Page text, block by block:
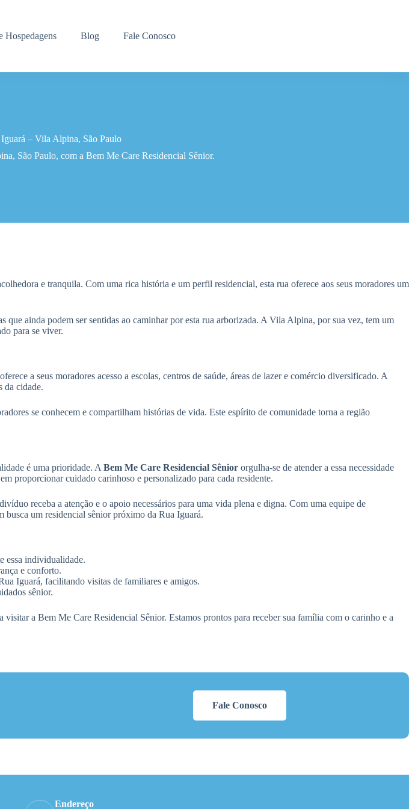
Hospedagens Blog Fale Conosco
– Vila Alpina, São Paulo
São Paulo, com a Bem Me Care Residencial Sênior.
e tranquila. Com uma rica história e um perfil residencial, esta rua oferece aos seus moradores um
ainda podem ser sentidas ao caminhar por esta rua arborizada. A Vila Alpina, por sua vez, tem um
para se viver.
a seus moradores acesso a escolas, centros de saúde, áreas de lazer e comércio diversificado. A
da cidade.
se conhecem e compartilham histórias de vida. Este espírito de comunidade torna a região
é uma prioridade. A Bem Me Care Residencial Sênior orgulha-se de atender a essa necessidade
proporcionar cuidado carinhoso e personalizado para cada residente.
receba a atenção e o apoio necessários para uma vida plena e digna. Com uma equipe de
um residencial sênior próximo da Rua Iguará.
essa individualidade.
e conforto.
Iguará, facilitando visitas de familiares e amigos.
sênior.
a Bem Me Care Residencial Sênior. Estamos prontos para receber sua família com o carinho e a
Fale Conosco
Endereço